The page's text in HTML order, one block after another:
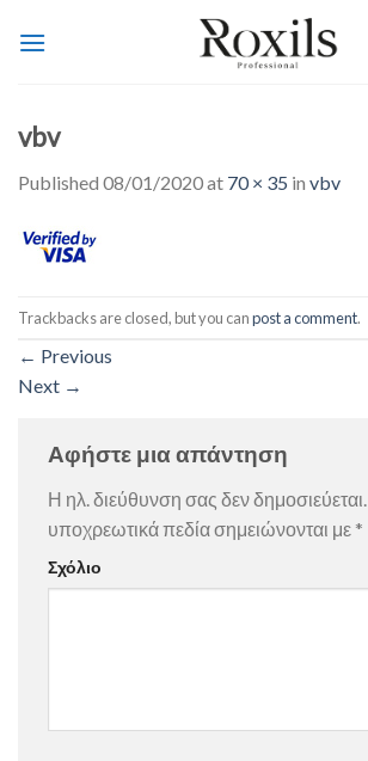
vbv
Published 08/01/2020at 70 × 35 in vbv
Trackbacks are closed, but you canpost a comment.
← Previous
Next →
Αφήστε μια απάντηση
Η ηλ. διεύθυνση σας δεν δημοσιεύεται.
υποχρεωτικά πεδία σημειώνονται με *
Σχόλιο